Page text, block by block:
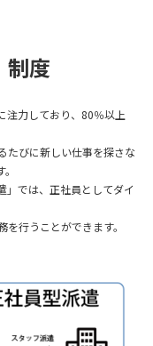
制度
注力しており、80％以上
たびに新しい仕事を探さな
」では、正社員としてダイ
行うことができます。